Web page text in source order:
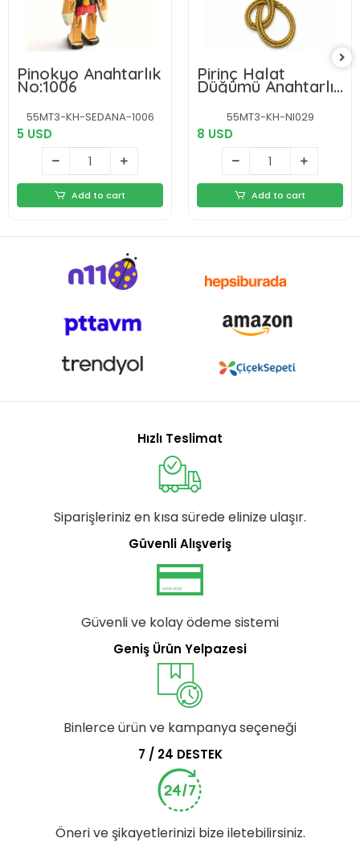
Pinokyo Anahtarlık
No:1006
55MT3-KH-SEDANA-1006
5 USD
Add to cart
Pirinç Halat
Düğümü Anahtarlık
Nı029
55MT3-KH-NI029
8 USD
Add to cart
Hızlı Teslimat
Siparişleriniz en kısa sürede elinize ulaşır.
Güvenli Alışveriş
Güvenli ve kolay ödeme sistemi
Geniş Ürün Yelpazesi
Binlerce ürün ve kampanya seçeneği
7 / 24 DESTEK
Öneri ve şikayetlerinizi bize iletebilirsiniz.